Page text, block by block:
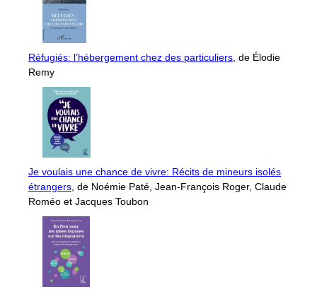
Réfugiés: l’hébergement chez des particuliers , de Élodie
Remy
Je voulais une chance de vivre: Récits de mineurs isolés
étrangers , de Noémie Paté, Jean-François Roger, Claude
Roméo et Jacques Toubon